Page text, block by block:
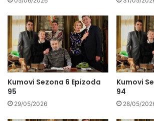
Kumovi Sezona 6 Epizoda
95
29/05/2026
Kumovi
94
28/05/